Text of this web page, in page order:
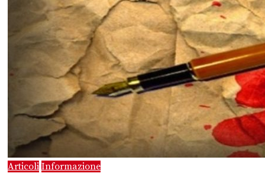
Articoli Informazione